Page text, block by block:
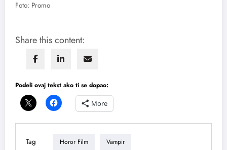
Foto: Promo
Share this content:
Podeli ovaj tekst ako ti se dopao:
More
Tag Horor Film Vampir